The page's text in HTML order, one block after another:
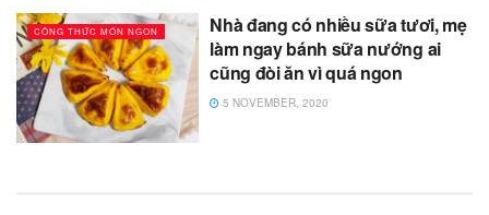
CÔNG THỨC MÓN NGON
Nhà đang có nhiều sữa tươi, mẹ
làm ngay bánh sữa nướng ai
cũng đòi ăn vì quá ngon
5 NOVEMBER, 2020